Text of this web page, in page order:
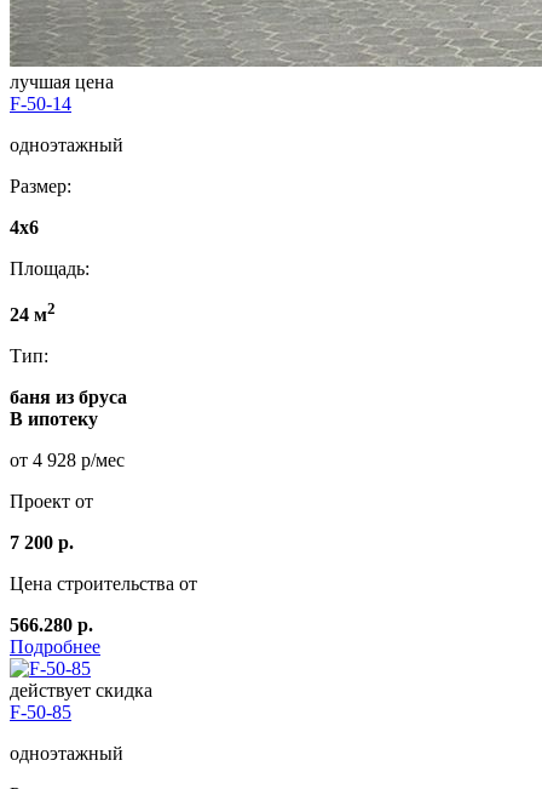
лучшая цена
F-50-14
одноэтажный
Размер:
4x6
Площадь:
24 м2
Тип:
баня из бруса
В ипотеку
от 4 928 р/мес
Проект от
7 200 р.
Цена строительства от
566.280 р.
Подробнее
действует скидка
F-50-85
одноэтажный